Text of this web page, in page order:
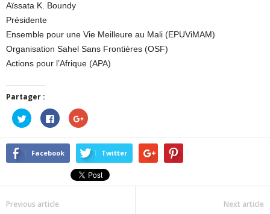
Aïssata K. Boundy
Présidente
Ensemble pour une Vie Meilleure au Mali (EPUViMAM)
Organisation Sahel Sans Frontières (OSF)
Actions pour l’Afrique (APA)
Partager :
Cliquez
pour
partager
sur
Twitter(ouvre
dans
Cliquez
pour
partager
sur
Facebook(ouvre
dans
nouvelle
fenêtre)
Cliquez
pour
sur
Google+
(ouvre
dans
une
nouvelle
fenêtre)
Facebook Twitter
Previous article Next article